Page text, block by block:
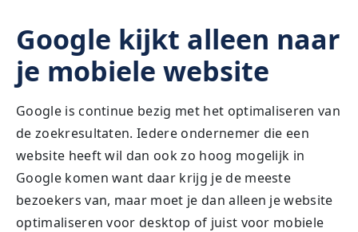
Google kijkt alleen naar
je mobiele website
Google is continue bezig met het optimaliseren van
de zoekresultaten. Iedere ondernemer die een
website heeft wil dan ook zo hoog mogelijk in
Google komen want daar krijg je de meeste
bezoekers van, maar moet je dan alleen je website
optimaliseren voor desktop of juist voor mobiele